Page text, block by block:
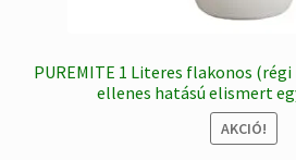
PUREMITE 1 Literes flakonos (régi
ellenes hatású elismert
AKCIÓ!